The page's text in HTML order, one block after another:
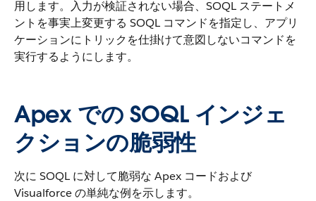
用します。入力が検証されない場合、SOQL ステートメ
ントを事実上変更する SOQL コマンドを指定し、アプリ
ケーションにトリックを仕掛けて意図しないコマンドを
実行するようにします。
Apex での SOQL インジェ
クションの脆弱性
次に SOQL に対して脆弱な Apex コードおよび
Visualforce の単純な例を示します。